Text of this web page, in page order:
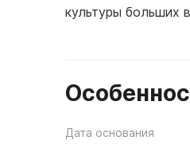
культуры больших
Дата основания